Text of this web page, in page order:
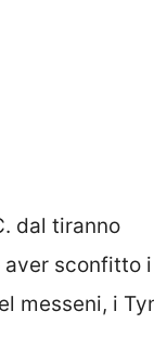
dal tiranno
sconfitto
messeni, i